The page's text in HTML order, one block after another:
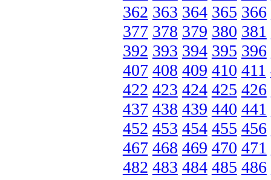
362 363 364 365 366
377 378 379 380 381
392 393 394 395 396
407 408 409 410 411
422 423 424 425 426
437 438 439 440 441
452 453 454 455 456
467 468 469 470 471
482 483 484 485 486